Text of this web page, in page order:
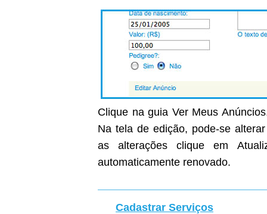
Clique na guia Ver Meus
Na tela de edição, pode-se
as alterações clique em
automaticamente renovado.
Cadastrar Serviços